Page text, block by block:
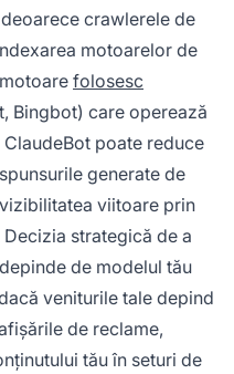
deoarece crawlerele de
motoarelor de
folosesc
Bingbot) care operează
poate reduce
generate de
viitoare prin
strategică de a
de modelul tău
veniturile tale depind
de reclame,
tău în seturi de